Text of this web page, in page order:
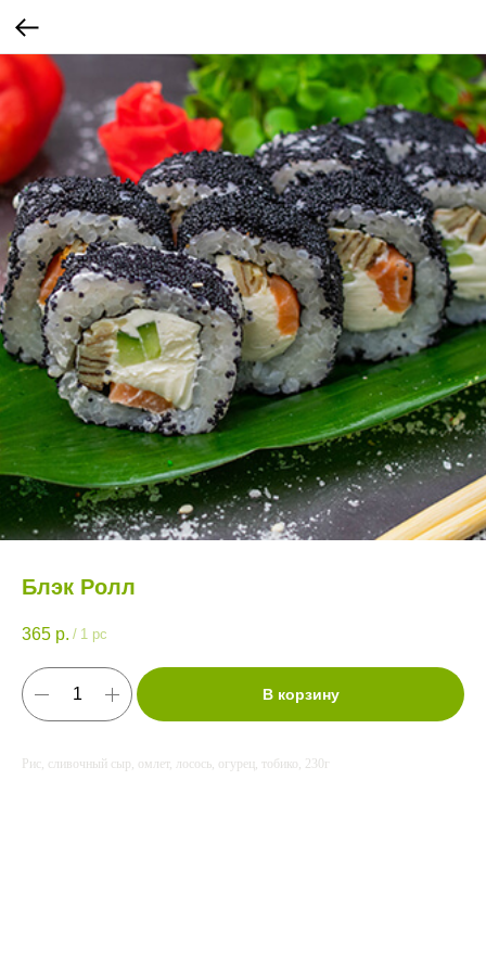
Блэк Ролл
365 р. / 1 pc
В корзину
Рис, сливочный сыр, омлет, лосось, огурец, тобико, 230г